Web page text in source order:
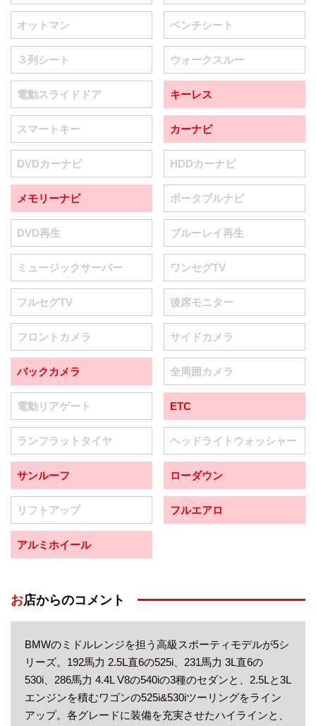
オットマン ベンチシート
３列シート ウォークスルー
電動スライドドア キーレス
スマートキー カーナビ
DVDカーナビ HDDカーナビ
メモリーナビ ポータブルナビ
DVD再生 ブルーレイ再生
ミュージックサーバー ワンセグTV
フルセグTV 後席モニター
フロントカメラ サイドカメラ
バックカメラ 全周囲カメラ
電動リアゲート ETC
ランフラットタイヤ ヘッドライトウォッシャー
サンルーフ ローダウン
リフトアップ フルエアロ
アルミホイール
お店からのコメント
BMWのミドルレンジを担う高級スポーティモデルが5シ
リーズ。192馬力 2.5L直6の525i、231馬力 3L直6の
530i、286馬力 4.4L V8の540iの3種のセダンと、2.5Lと3L
エンジンを積むワゴンの525i&530iツーリングをライン
アップ。各グレードに装備を充実させたハイラインと、